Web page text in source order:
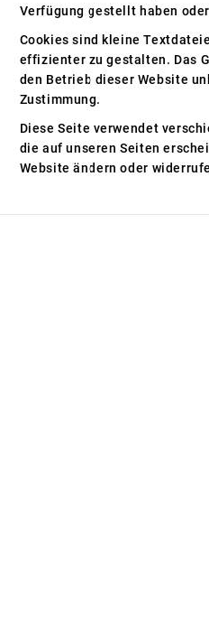
Verfügung gestellt haben
Cookies sind kleine
effizienter zu gestalten. Das
den Betrieb dieser Website
Zustimmung.
Diese Seite verwendet
die auf unseren Seiten
Website ändern oder